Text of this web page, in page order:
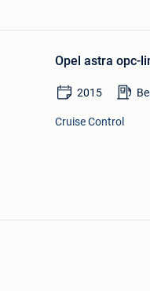
Opel astra opc-
2015
Cruise Control